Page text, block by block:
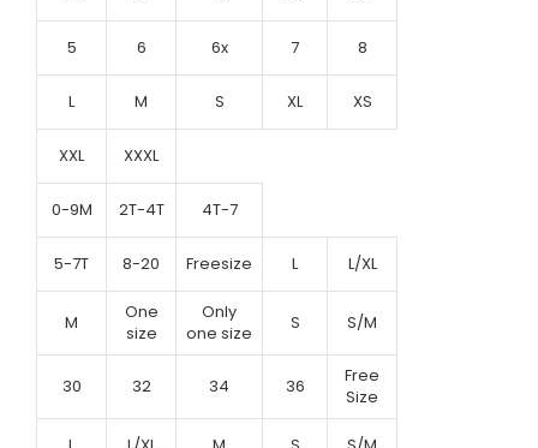
5 6 6x 7 8
L M S XL XS
XXL XXXL
0-9M 2T-4T 4T-7
5-7T 8-20 Freesize L L/XL
M
One
size
Only
one size
S S/M
30 32 34 36
Free
Size